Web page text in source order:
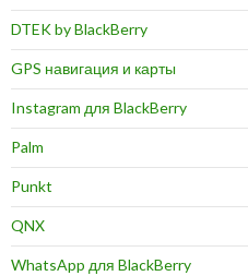
DTEK by BlackBerry
GPS навигация и карты
Instagram для BlackBerry
Palm
Punkt
QNX
WhatsApp для BlackBerry